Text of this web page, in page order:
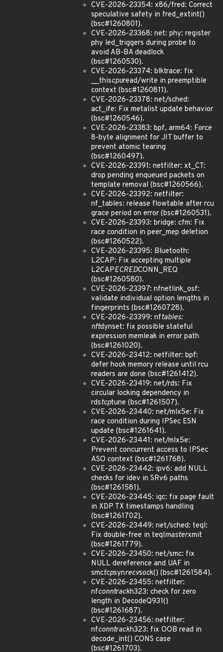
CVE-2026-23354: x86/fred: Correct
speculative safety in fred_extint()
(bsc#1260801).
CVE-2026-23368: net: phy: register
phy led_triggers during probe to
avoid AB-BA deadlock
(bsc#1260530).
CVE-2026-23374: blktrace: fix
__thiscpuread/write in preemptible
context (bsc#1260811).
CVE-2026-23378: net/sched:
act_ife: Fix metalist update behavior
(bsc#1260546).
CVE-2026-23383: bpf, arm64: Force
8-byte alignment for JIT buffer to
prevent atomic tearing
(bsc#1260497).
CVE-2026-23391: netfilter: xt_CT:
drop pending enqueued packets on
template removal (bsc#1260566).
CVE-2026-23392: netfilter:
nf_tables: release flowtable after rcu
grace period on error (bsc#1260531).
CVE-2026-23393: bridge: cfm: Fix
race condition in peer_mep deletion
(bsc#1260522).
CVE-2026-23395: Bluetooth:
L2CAP: Fix accepting multiple
L2CAPECREDCONN_REQ
(bsc#1260580).
CVE-2026-23397: nfnetlink_osf:
validate individual option lengths in
fingerprints (bsc#1260728).
CVE-2026-23399: nftables:
nftdynset: fix possible stateful
expression memleak in error path
(bsc#1261020).
CVE-2026-23412: netfilter: bpf:
defer hook memory release until rcu
readers are done (bsc#1261412).
CVE-2026-23419: net/rds: Fix
circular locking dependency in
rdstcptune (bsc#1261507).
CVE-2026-23440: net/mlx5e: Fix
race condition during IPSec ESN
update (bsc#1261641).
CVE-2026-23441: net/mlx5e:
Prevent concurrent access to IPSec
ASO context (bsc#1261768).
CVE-2026-23442: ipv6: add NULL
checks for idev in SRv6 paths
(bsc#1261581).
CVE-2026-23445: igc: fix page fault
in XDP TX timestamps handling
(bsc#1261702).
CVE-2026-23449: net/sched: teql:
Fix double-free in teqlmasterxmit
(bsc#1261779).
CVE-2026-23450: net/smc: fix
NULL dereference and UAF in
smctcpsynrecvsock() (bsc#1261584).
CVE-2026-23455: netfilter:
nfconntrackh323: check for zero
length in DecodeQ931()
(bsc#1261687).
CVE-2026-23456: netfilter:
nfconntrackh323: fix OOB read in
decode_int() CONS case
(bsc#1261703).